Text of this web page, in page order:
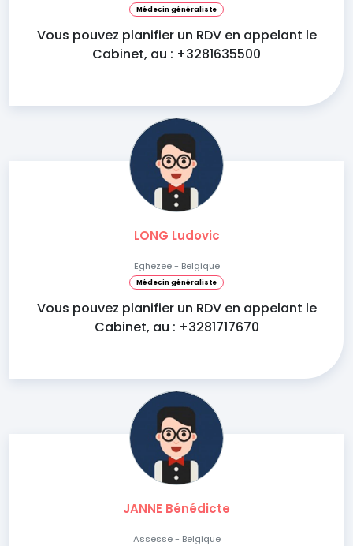
Médecin généraliste
Vous pouvez planifier un RDV en appelant le
Cabinet, au : +3281635500
LONG Ludovic
Eghezee - Belgique
Médecin généraliste
Vous pouvez planifier un RDV en appelant le
Cabinet, au : +3281717670
JANNE Bénédicte
Assesse - Belgique